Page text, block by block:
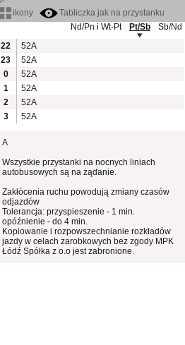
ikony
Tabliczka jak na przystanku
Nd/Pn i Wt-Pt
Pt/Sb
Sb/Nd
22
52A
23
52A
0
52A
1
52A
2
52A
3
52A
A
Wszystkie przystanki na nocnych liniach
autobusowych są na żądanie.
Zakłócenia ruchu powodują zmiany czasów
odjazdów
Tolerancja: przyspieszenie - 1 min.
opóźnienie - do 4 min.
Kopiowanie i rozpowszechnianie rozkładów
jazdy w celach zarobkowych bez zgody MPK
Łódź Spółka z o.o jest zabronione.